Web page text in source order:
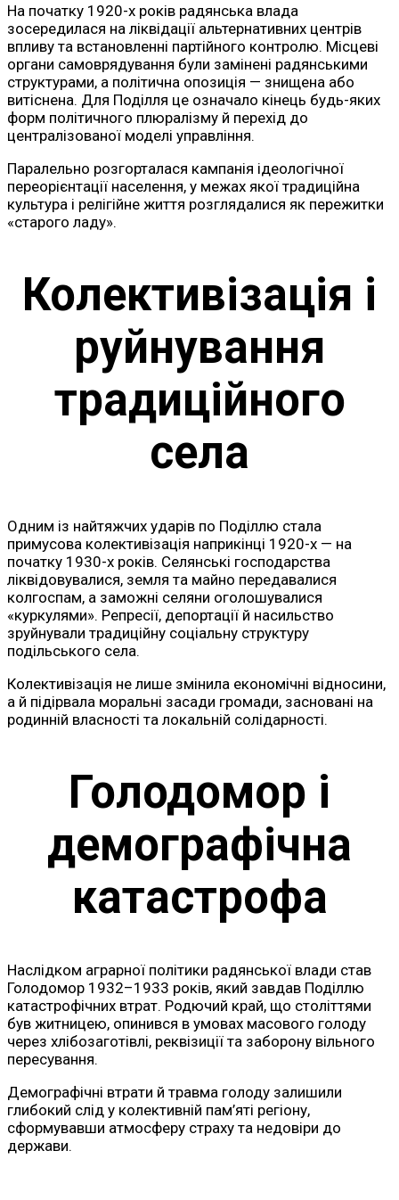
На початку 1920-х років радянська влада
зосередилася на ліквідації альтернативних центрів
впливу та встановленні партійного контролю. Місцеві
органи самоврядування були замінені радянськими
структурами, а політична опозиція — знищена або
витіснена. Для Поділля це означало кінець будь-яких
форм політичного плюралізму й перехід до
централізованої моделі управління.
Паралельно розгорталася кампанія ідеологічної
переорієнтації населення, у межах якої традиційна
культура і релігійне життя розглядалися як пережитки
«старого ладу».
Колективізація і
руйнування
традиційного
села
Одним із найтяжчих ударів по Поділлю стала
примусова колективізація наприкінці 1920-х — на
початку 1930-х років. Селянські господарства
ліквідовувалися, земля та майно передавалися
колгоспам, а заможні селяни оголошувалися
«куркулями». Репресії, депортації й насильство
зруйнували традиційну соціальну структуру
подільського села.
Колективізація не лише змінила економічні відносини,
а й підірвала моральні засади громади, засновані на
родинній власності та локальній солідарності.
Голодомор і
демографічна
катастрофа
Наслідком аграрної політики радянської влади став
Голодомор 1932–1933 років, який завдав Поділлю
катастрофічних втрат. Родючий край, що століттями
був житницею, опинився в умовах масового голоду
через хлібозаготівлі, реквізиції та заборону вільного
пересування.
Демографічні втрати й травма голоду залишили
глибокий слід у колективній пам’яті регіону,
сформувавши атмосферу страху та недовіри до
держави.